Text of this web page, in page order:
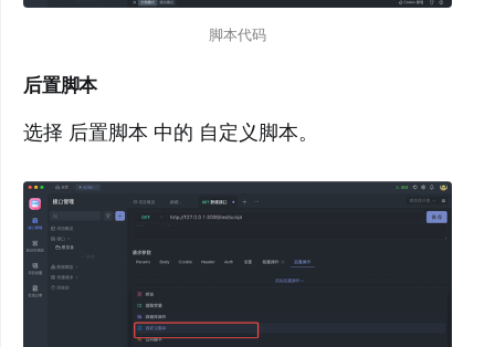
脚本代码
后置脚本
选择 后置脚本 中的 自定义脚本。